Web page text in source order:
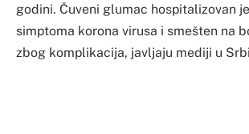
godini. Čuveni glumac hospitalizovan
simptoma korona virusa i smešten na
zbog komplikacija, javljaju mediji u